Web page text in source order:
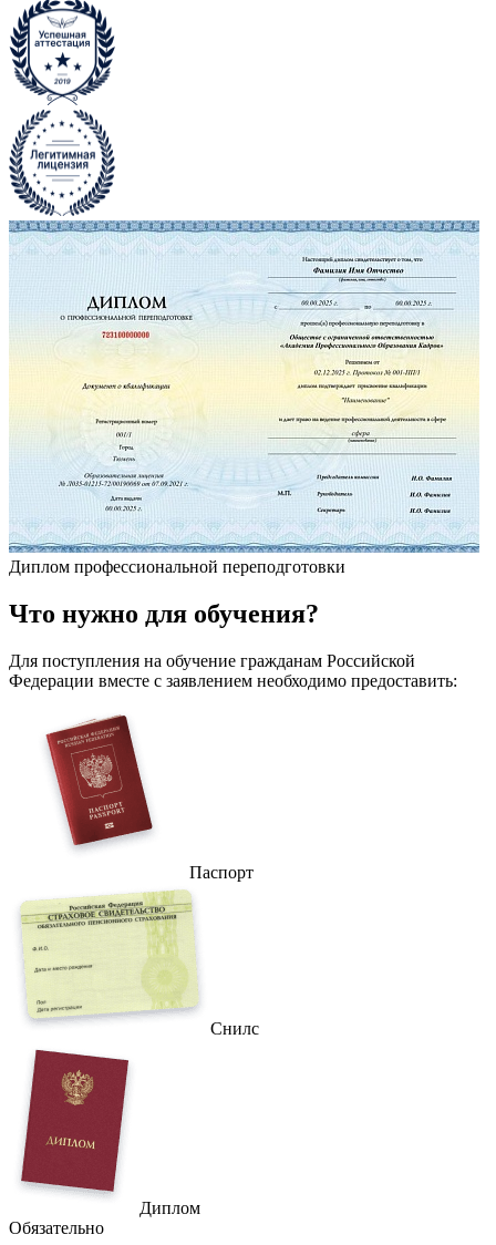
Диплом профессиональной переподготовки
Что нужно для обучения?
Для поступления на обучение гражданам Российской
Федерации вместе с заявлением необходимо предоставить:
Паспорт
Снилс
Диплом
Обязательно